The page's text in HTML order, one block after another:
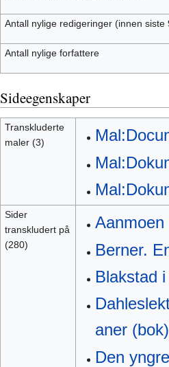
Antall nylige redigeringer (innen siste
Antall nylige forfattere
Sideegenskaper
Transkluderte
maler (3)
Sider
transkludert på
(280)
Aanmoen
Berner.
Blakstad
aner (bok)
Den